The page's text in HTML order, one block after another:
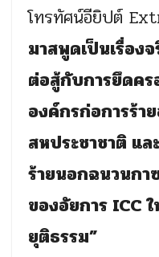
โทรทัศน์อียิปต์
มาสพูดเป็นเรื่องจ
ต่อสู้กับการยึดคร
องค์กรก่อการร้า
สหประชาชาติ แ
ร้ายนอกฉนวนกา
ของอัยการ ICC
ยุติธรรม”